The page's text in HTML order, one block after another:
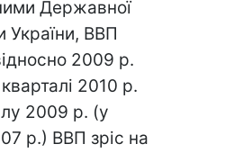
Державної
України, ВВП
2009 р.
2010 р.
2009 р. (у
р.) ВВП зріс на